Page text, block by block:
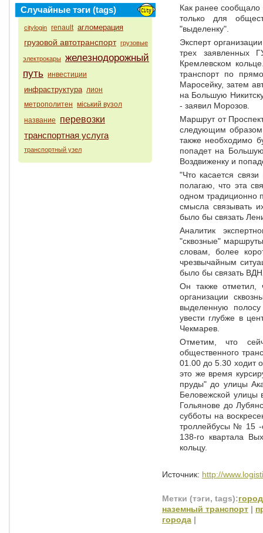
Случайные тэги (tags)
citylogin renault агломерация
грузовой автотранспорт грузовые
электрокары железнодорожный
путь инвестиции
инфраструктура лион
метрополитен міський вузол
название
перевозки
транспортная услуга
транспортный узел
Как ранее сообщало
только для
"выделенку".
Эксперт
трех заявленных
Кремлевском
транспорт по
Маросейку, затем
на Большую
- заявил Морозов.
Маршрут от
следующим
также необходимо
попадет на
Воздвиженку и
"Что касается
полагаю, что эта
одном традиционно
смысла связывать
было бы связать
Аналитик
"сквозные"
словам, более
чрезвычайным
было бы связать
Он также отметил,
организации
выделенную
увести глубже в
Чекмарев.
Отметим, что
общественного
01.00 до 5.30 ходит
это же время
пруды" до улицы
Беловежской
Гольянове до
субботы на
троллейбусы № 15
138-го квартала
кольцу.
Источник: http://
Метки (тэги, tags):город
наземный транспорт |
города |